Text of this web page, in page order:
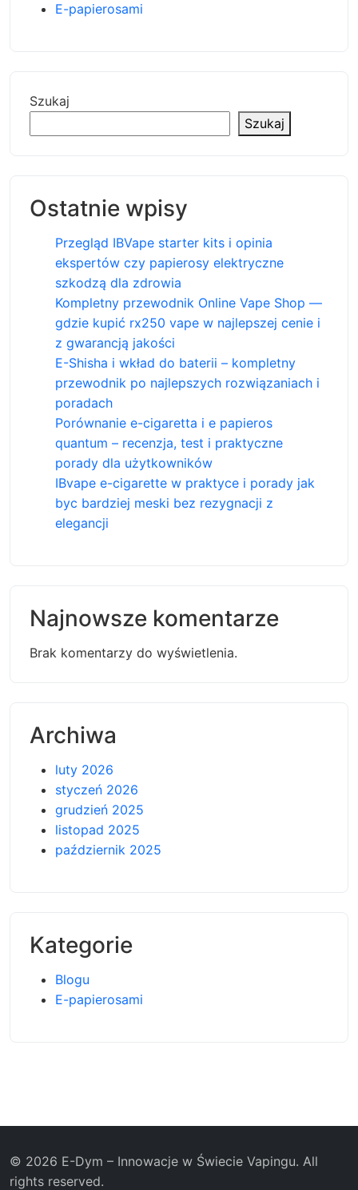
E-papierosami
Szukaj
Szukaj
Ostatnie wpisy
Przegląd IBVape starter kits i opinia
ekspertów czy papierosy elektryczne
szkodzą dla zdrowia
Kompletny przewodnik Online Vape Shop —
gdzie kupić rx250 vape w najlepszej cenie i
z gwarancją jakości
E-Shisha i wkład do baterii – kompletny
przewodnik po najlepszych rozwiązaniach i
poradach
Porównanie e-cigaretta i e papieros
quantum – recenzja, test i praktyczne
porady dla użytkowników
IBvape e-cigarette w praktyce i porady jak
byc bardziej meski bez rezygnacji z
elegancji
Najnowsze komentarze
Brak komentarzy do wyświetlenia.
Archiwa
luty 2026
styczeń 2026
grudzień 2025
listopad 2025
październik 2025
Kategorie
Blogu
E-papierosami
© 2026 E-Dym – Innowacje w Świecie Vapingu. All
rights reserved.